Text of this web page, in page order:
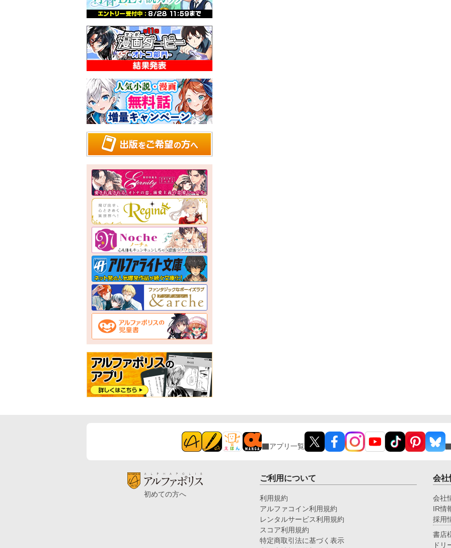
アプリ一覧
初めての方へ
ご利用について
利用規約
アルファコイン利用規約
レンタルサービス利用規約
スコア利用規約
特定商取引法に基づく表示
会社
会社
IR情
採用
書店
ドリ